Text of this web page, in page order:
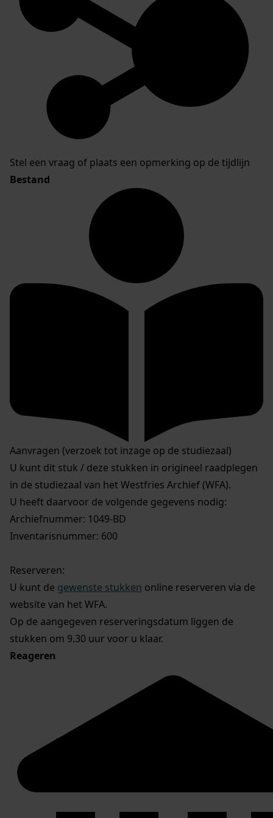
Stel een vraag of plaats een opmerking op de tijdlijn
Bestand
Aanvragen (verzoek tot inzage op de studiezaal)
U kunt dit stuk / deze stukken in origineel raadplegen
in de studiezaal van het Westfries Archief (WFA).
U heeft daarvoor de volgende gegevens nodig:
Archiefnummer: 1049-BD
Inventarisnummer: 600
Reserveren:
U kunt de gewenste stukken online reserveren via de
website van het WFA.
Op de aangegeven reserveringsdatum liggen de
stukken om 9.30 uur voor u klaar.
Reageren